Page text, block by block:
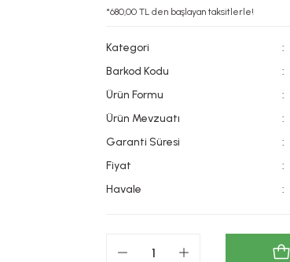
*680,00 TL den başlayan taksitlerle!
Kategori
Barkod Kodu
Ürün Formu
Ürün Mevzuatı
Garanti Süresi
Fiyat
Havale